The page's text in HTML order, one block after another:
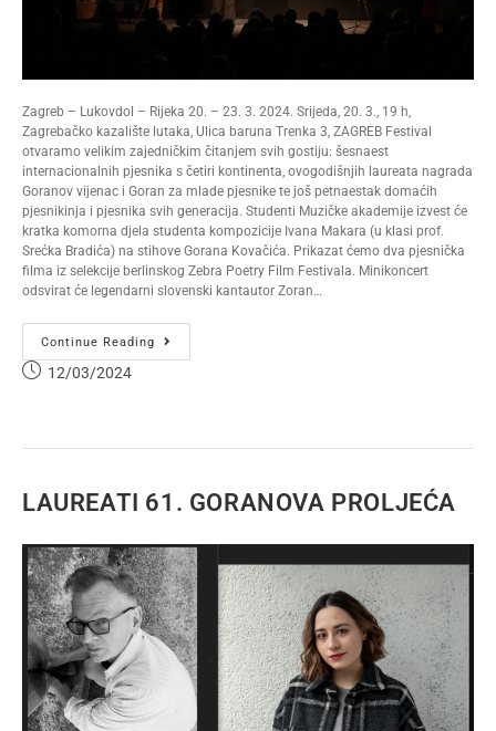
Zagreb – Lukovdol – Rijeka 20. – 23. 3. 2024. Srijeda, 20. 3., 19 h,
Zagrebačko kazalište lutaka, Ulica baruna Trenka 3, ZAGREB Festival
otvaramo velikim zajedničkim čitanjem svih gostiju: šesnaest
internacionalnih pjesnika s četiri kontinenta, ovogodišnjih laureata nagrada
Goranov vijenac i Goran za mlade pjesnike te još petnaestak domaćih
pjesnikinja i pjesnika svih generacija. Studenti Muzičke akademije izvest će
kratka komorna djela studenta kompozicije Ivana Makara (u klasi prof.
Srećka Bradića) na stihove Gorana Kovačića. Prikazat ćemo dva pjesnička
filma iz selekcije berlinskog Zebra Poetry Film Festivala. Minikoncert
odsvirat će legendarni slovenski kantautor Zoran…
Continue Reading
12/03/2024
LAUREATI 61. GORANOVA PROLJEĆA